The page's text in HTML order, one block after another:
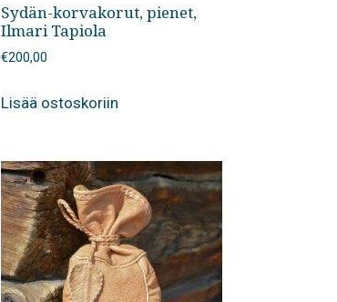
Sydän-korvakorut, pienet,
Ilmari Tapiola
€200,00
Lisää ostoskoriin